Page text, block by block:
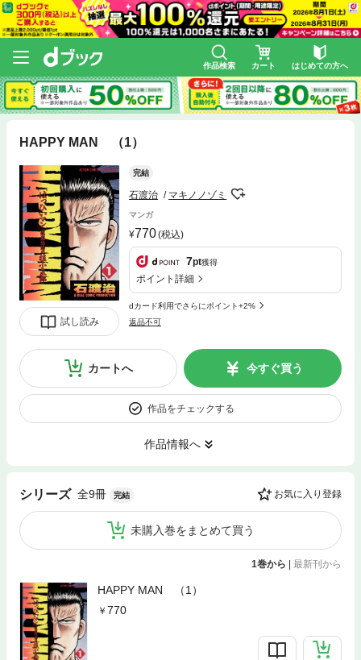
作品検索 カート はじめての方へ
HAPPY MAN （1）
試し読み
完結
石渡治 マキノノゾミ
マンガ
770(税込)
7pt獲得
ポイント詳細
dカード利用でさらにポイント+2%
返品不可
カートへ 今すぐ買う
作品をチェックする
作品情報へ
シリーズ 全9冊 完結 お気に入り登録
未購入巻をまとめて買う
1巻から 最新刊から
HAPPY MAN （1）
770